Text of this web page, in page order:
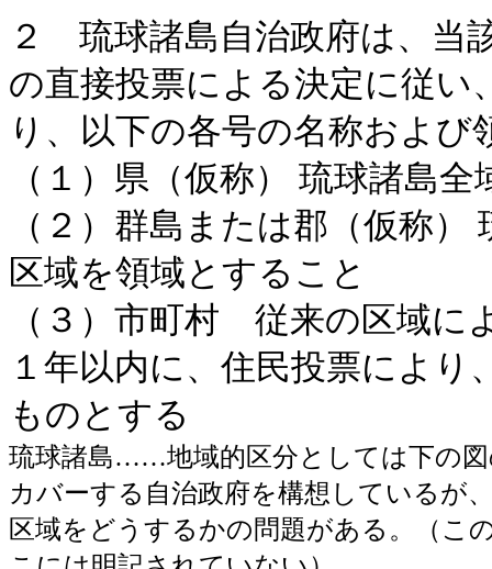
２ 琉球諸島自治政府は、当
の直接投票による決定に従い
り、以下の各号の名称およ
（１）県（仮称） 琉球諸島
（２）群島または郡（仮称
区域を領域とすること
（３）市町村 従来の区域に
１年以内に、住民投票によ
ものとする
琉球諸島……地域的区分としては下の
カバーする自治政府を構想しているが
区域をどうするかの問題がある。（こ